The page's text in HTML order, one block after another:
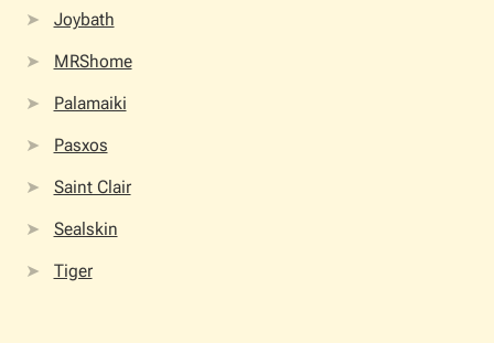
Joybath
MRShome
Palamaiki
Pasxos
Saint Clair
Sealskin
Tiger